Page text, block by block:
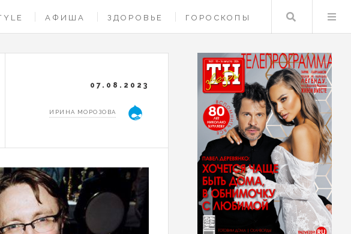
АФИША ЗДОРОВЬЕ ГОРОСКОПЫ Поиск
07.08.2023
ИРИНА МОРОЗОВА